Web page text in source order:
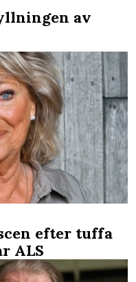
av
efter tuffa
ALS